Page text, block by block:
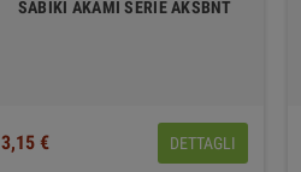
SABIKI AKAMI SERIE AKSBNT
3,15 € DETTAGLI